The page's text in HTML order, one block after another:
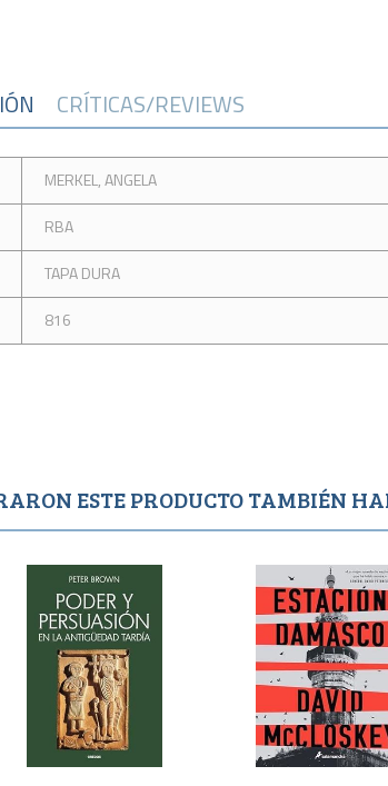
CRÍTICAS/REVIEWS
MERKEL, ANGELA
RBA
TAPA DURA
816
ESTE PRODUCTO TAMBIÉN
1,650 Agotado